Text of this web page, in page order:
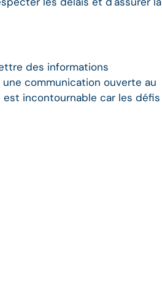
des informations
communication ouverte au
incontournable car les défis